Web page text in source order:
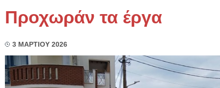
Προχωράν τα έργα
3 ΜΑΡΤΙΟΥ 2026